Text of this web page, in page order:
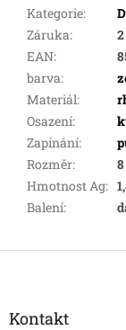
Kategorie:
Záruka:
EAN:
barva:
Materiál:
Osazení:
Zapínání:
Rozměr:
Hmotnost Ag:
Balení:
Z
Kontakt